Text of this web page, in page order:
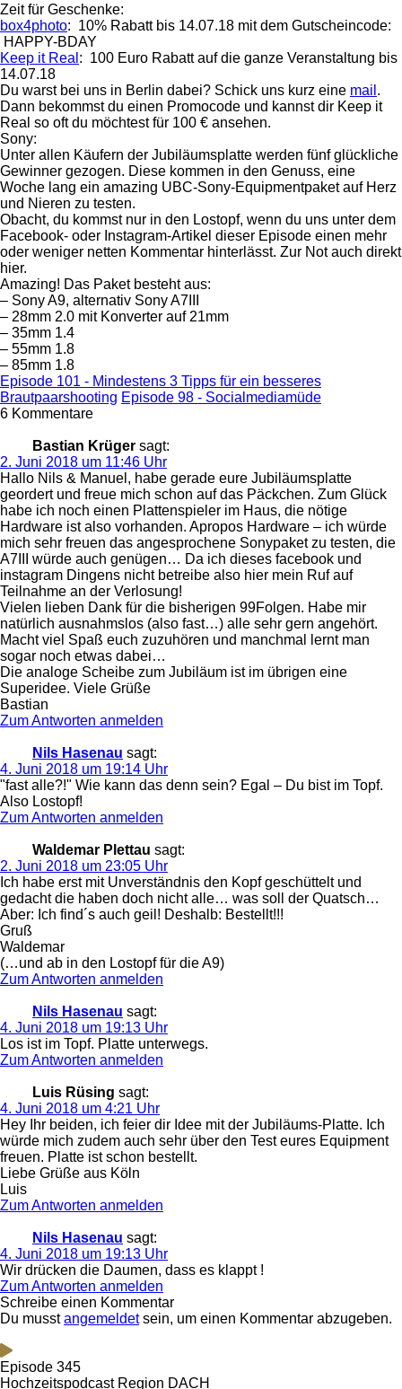
Zeit für Geschenke:
box4photo: 10% Rabatt bis 14.07.18 mit dem Gutscheincode:
HAPPY-BDAY
Keep it Real : 100 Euro Rabatt auf die ganze Veranstaltung bis
14.07.18
Du warst bei uns in Berlin dabei? Schick uns kurz eine mail .
Dann bekommst du einen Promocode und kannst dir Keep it
Real so oft du möchtest für 100 € ansehen.
Sony:
Unter allen Käufern der Jubiläumsplatte werden fünf glückliche
Gewinner gezogen. Diese kommen in den Genuss, eine
Woche lang ein amazing UBC-Sony-Equipmentpaket auf Herz
und Nieren zu testen.
Obacht, du kommst nur in den Lostopf, wenn du uns unter dem
Facebook- oder Instagram-Artikel dieser Episode einen mehr
oder weniger netten Kommentar hinterlässt. Zur Not auch direkt
hier.
Amazing! Das Paket besteht aus:
– Sony A9, alternativ Sony A7III
– 28mm 2.0 mit Konverter auf 21mm
– 35mm 1.4
– 55mm 1.8
– 85mm 1.8
Episode 101 - Mindestens 3 Tipps für ein besseres
Brautpaarshooting Episode 98 - Socialmediamüde
6 Kommentare
Bastian Krüger sagt:
2. Juni 2018 um 11:46 Uhr
Hallo Nils & Manuel, habe gerade eure Jubiläumsplatte
geordert und freue mich schon auf das Päckchen. Zum Glück
habe ich noch einen Plattenspieler im Haus, die nötige
Hardware ist also vorhanden. Apropos Hardware – ich würde
mich sehr freuen das angesprochene Sonypaket zu testen, die
A7III würde auch genügen… Da ich dieses facebook und
instagram Dingens nicht betreibe also hier mein Ruf auf
Teilnahme an der Verlosung!
Vielen lieben Dank für die bisherigen 99Folgen. Habe mir
natürlich ausnahmslos (also fast…) alle sehr gern angehört.
Macht viel Spaß euch zuzuhören und manchmal lernt man
sogar noch etwas dabei…
Die analoge Scheibe zum Jubiläum ist im übrigen eine
Superidee. Viele Grüße
Bastian
Zum Antworten anmelden
Nils Hasenau sagt:
4. Juni 2018 um 19:14 Uhr
"fast alle?!" Wie kann das denn sein? Egal – Du bist im Topf.
Also Lostopf!
Zum Antworten anmelden
Waldemar Plettau sagt:
2. Juni 2018 um 23:05 Uhr
Ich habe erst mit Unverständnis den Kopf geschüttelt und
gedacht die haben doch nicht alle… was soll der Quatsch…
Aber: Ich find´s auch geil! Deshalb: Bestellt!!!
Gruß
Waldemar
(…und ab in den Lostopf für die A9)
Zum Antworten anmelden
Nils Hasenau sagt:
4. Juni 2018 um 19:13 Uhr
Los ist im Topf. Platte unterwegs.
Zum Antworten anmelden
Luis Rüsing sagt:
4. Juni 2018 um 4:21 Uhr
Hey Ihr beiden, ich feier dir Idee mit der Jubiläums-Platte. Ich
würde mich zudem auch sehr über den Test eures Equipment
freuen. Platte ist schon bestellt.
Liebe Grüße aus Köln
Luis
Zum Antworten anmelden
Nils Hasenau sagt:
4. Juni 2018 um 19:13 Uhr
Wir drücken die Daumen, dass es klappt !
Zum Antworten anmelden
Schreibe einen Kommentar
Du musstangemeldetsein, um einen Kommentar abzugeben.
Episode 345
Hochzeitspodcast Region DACH